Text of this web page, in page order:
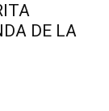
DE LA